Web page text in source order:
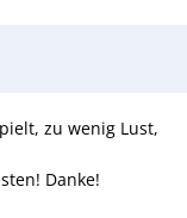
zu wenig Lust,
Danke!